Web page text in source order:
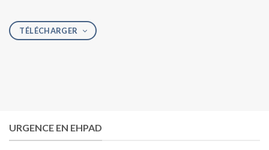
TÉLÉCHARGER
URGENCE EN EHPAD